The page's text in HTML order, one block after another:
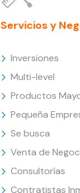
Servicios y
Inversiones
Multi-level
Productos
Pequeña
Se busca
Venta de
Consultorías
Contratistas